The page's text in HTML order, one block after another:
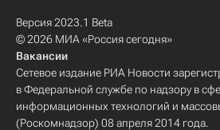
Версия 2023.1 Beta
© 2026 МИА «Россия сегодня»
Вакансии
Сетевое издание РИА Новости
в Федеральной службе по надзору в
информационных технологий и
(Роскомнадзор) 08 апреля 2014 года.